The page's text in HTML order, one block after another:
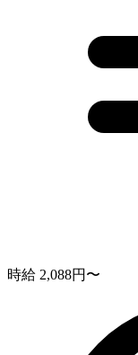
時給 2,088円〜